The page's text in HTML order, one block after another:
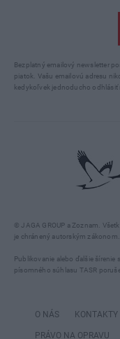
© JAGA GROUP a Zoznam.
je chránený autorským zákonom.
Publikovanie alebo ďalšie šírenie
písomného súhlasu TASR
Bezplatný emailový newsletter
piatok. Vašu emailovú adresu
kedykoľvek jednoducho
O NÁS KONTAKTY
PRÁVO NA OPRAVU